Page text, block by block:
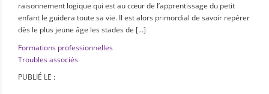
raisonnement logique qui est au cœur de l’apprentissage du petit
enfant le guidera toute sa vie. Il est alors primordial de savoir repérer
dès le plus jeune âge les stades de […]
Formations professionnelles
Troubles associés
PUBLIÉ LE :